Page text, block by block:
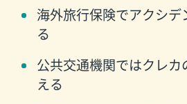
海外旅行保険でアクシ
る
公共交通機関ではクレ
える